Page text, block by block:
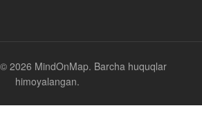
2026 MindOnMap. Barcha huquqlar
himoyalangan.